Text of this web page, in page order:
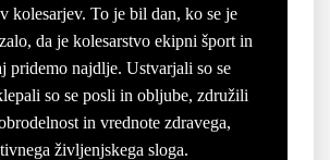
kolesarjev. To je bil dan, ko se je
da je kolesarstvo ekipni šport in
pridemo najdlje. Ustvarjali so se
so se posli in obljube, združili
in vrednote zdravega,
življenjskega sloga.